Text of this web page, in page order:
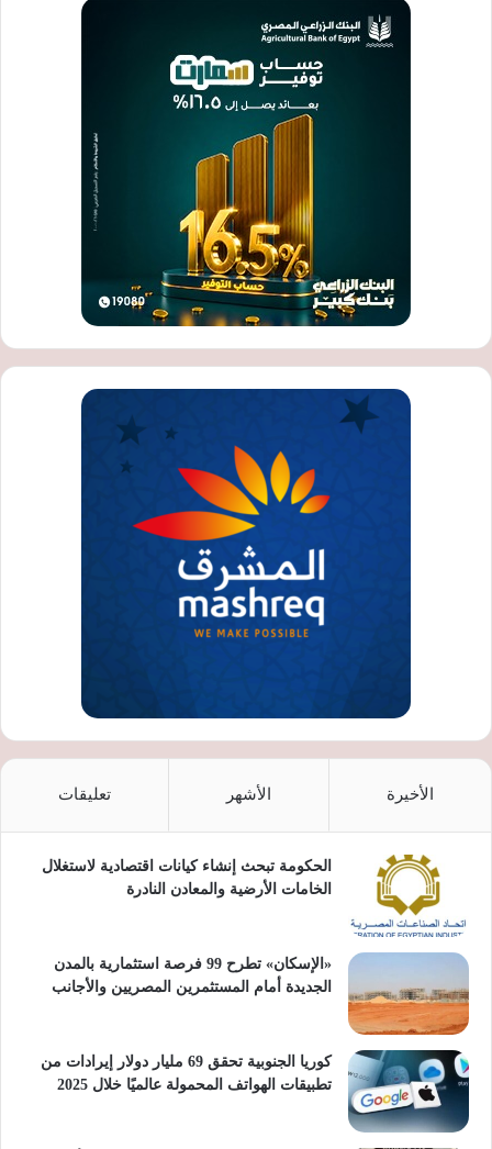
الأخيرة الأشهر تعليقات
الحكومة تبحث إنشاء كيانات اقتصادية لاستغلال
الخامات الأرضية والمعادن النادرة
«الإسكان» تطرح 99 فرصة استثمارية بالمدن
الجديدة أمام المستثمرين المصريين والأجانب
كوريا الجنوبية تحقق 69 مليار دولار إيرادات من
تطبيقات الهواتف المحمولة عالميًا خلال 2025